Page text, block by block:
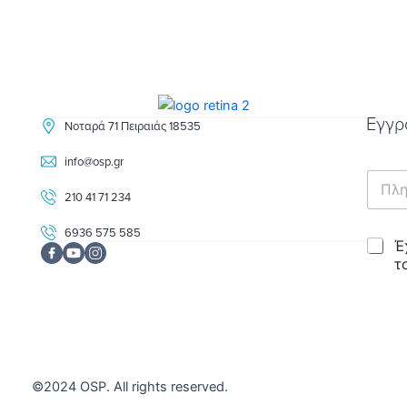
Νοταρά 71 Πειραιάς 18535
info@osp.gr
210 41 71 234
6936 575 585
E
a
C
©2024 OSP. All rights reserved.